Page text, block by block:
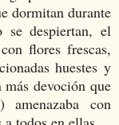
dormitan durante
se despiertan, el
flores frescas,
huestes y
más devoción que
con